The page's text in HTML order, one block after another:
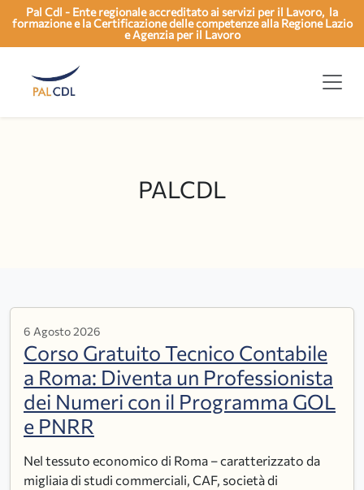
Pal Cdl - Ente regionale accreditato ai servizi per il Lavoro, la
formazione e la Certificazione delle competenze alla Regione Lazio
e Agenzia per il Lavoro
PALCDL
6 Agosto 2026
Corso Gratuito Tecnico Contabile
a Roma: Diventa un Professionista
dei Numeri con il Programma GOL
e PNRR
Nel tessuto economico di Roma – caratterizzato da
migliaia di studi commerciali, CAF, società di